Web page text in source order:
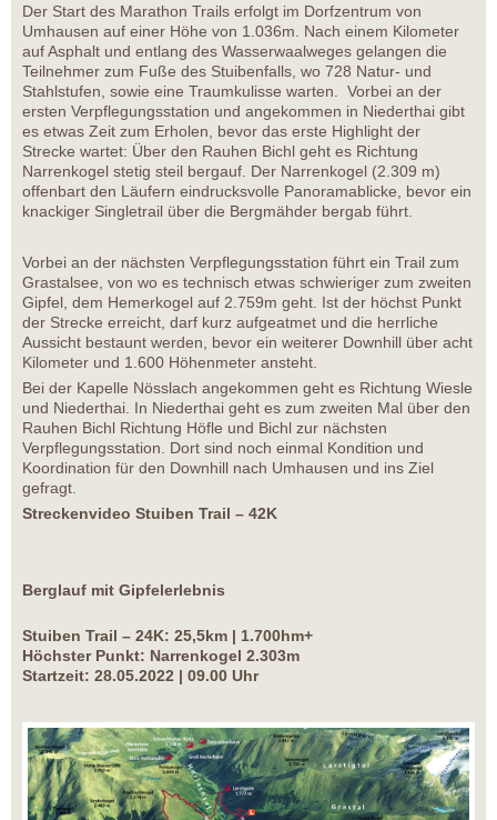
Der Start des Marathon Trails erfolgt im Dorfzentrum von
Umhausen auf einer Höhe von 1.036m. Nach einem Kilometer
auf Asphalt und entlang des Wasserwaalweges gelangen die
Teilnehmer zum Fuße des Stuibenfalls, wo 728 Natur- und
Stahlstufen, sowie eine Traumkulisse warten. Vorbei an der
ersten Verpflegungsstation und angekommen in Niederthai gibt
es etwas Zeit zum Erholen, bevor das erste Highlight der
Strecke wartet: Über den Rauhen Bichl geht es Richtung
Narrenkogel stetig steil bergauf. Der Narrenkogel (2.309 m)
offenbart den Läufern eindrucksvolle Panoramablicke, bevor ein
knackiger Singletrail über die Bergmähder bergab führt.
Vorbei an der nächsten Verpflegungsstation führt ein Trail zum
Grastalsee, von wo es technisch etwas schwieriger zum zweiten
Gipfel, dem Hemerkogel auf 2.759m geht. Ist der höchst Punkt
der Strecke erreicht, darf kurz aufgeatmet und die herrliche
Aussicht bestaunt werden, bevor ein weiterer Downhill über acht
Kilometer und 1.600 Höhenmeter ansteht.
Bei der Kapelle Nösslach angekommen geht es Richtung Wiesle
und Niederthai. In Niederthai geht es zum zweiten Mal über den
Rauhen Bichl Richtung Höfle und Bichl zur nächsten
Verpflegungsstation. Dort sind noch einmal Kondition und
Koordination für den Downhill nach Umhausen und ins Ziel
gefragt.
Streckenvideo Stuiben Trail – 42K
Berglauf mit Gipfelerlebnis
Stuiben Trail – 24K: 25,5km | 1.700hm+
Höchster Punkt: Narrenkogel 2.303m
Startzeit: 28.05.2022 | 09.00 Uhr